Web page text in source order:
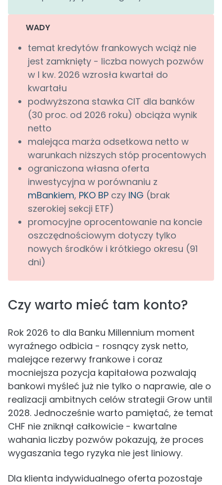
WADY
temat kredytów frankowych wciąż nie
jest zamknięty - liczba nowych pozwów
w I kw. 2026 wzrosła kwartał do
kwartału
podwyższona stawka CIT dla banków
(30 proc. od 2026 roku) obciąża wynik
netto
malejąca marża odsetkowa netto w
warunkach niższych stóp procentowych
ograniczona własna oferta
inwestycyjna w porównaniu z
mBankiem, PKO BP czy ING (brak
szerokiej sekcji ETF)
promocyjne oprocentowanie na koncie
oszczędnościowym dotyczy tylko
nowych środków i krótkiego okresu (91
dni)
Czy warto mieć tam konto?
Rok 2026 to dla Banku Millennium moment
wyraźnego odbicia - rosnący zysk netto,
malejące rezerwy frankowe i coraz
mocniejsza pozycja kapitałowa pozwalają
bankowi myśleć już nie tylko o naprawie, ale o
realizacji ambitnych celów strategii Grow until
2028. Jednocześnie warto pamiętać, że temat
CHF nie zniknął całkowicie - kwartalne
wahania liczby pozwów pokazują, że proces
wygaszania tego ryzyka nie jest liniowy.
Dla klienta indywidualnego oferta pozostaje